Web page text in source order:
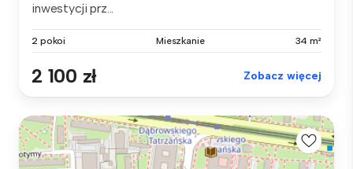
inwestycji prz...
2 pokoi Mieszkanie 34 m²
2 100 zł Zobacz więcej